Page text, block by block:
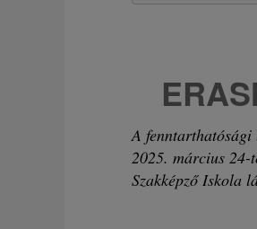
A fenntarthatósági
2025. március 24-
Szakképző Iskola